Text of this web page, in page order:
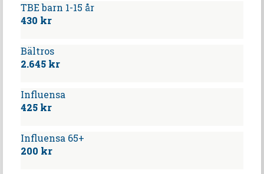
TBE barn 1-15 år
430 kr
Bältros
2.645 kr
Influensa
425 kr
Influensa 65+
200 kr